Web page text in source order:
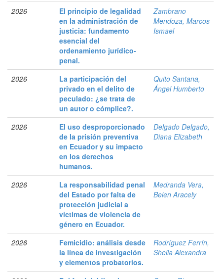
2026
El principio de legalidad
en la administración de
justicia: fundamento
esencial del
ordenamiento jurídico-
penal.
Zambrano
Mendoza, Marcos
Ismael
2026
La participación del
privado en el delito de
peculado: ¿se trata de
un autor o cómplice?.
Quito Santana,
Ángel Humberto
2026
El uso desproporcionado
de la prisión preventiva
en Ecuador y su impacto
en los derechos
humanos.
Delgado Delgado,
Diana Elizabeth
2026
La responsabilidad penal
del Estado por falta de
protección judicial a
víctimas de violencia de
género en Ecuador.
Medranda Vera,
Belen Aracely
2026
Femicidio: análisis desde
la línea de investigación
y elementos probatorios.
Rodríguez Ferrín,
Sheila Alexandra